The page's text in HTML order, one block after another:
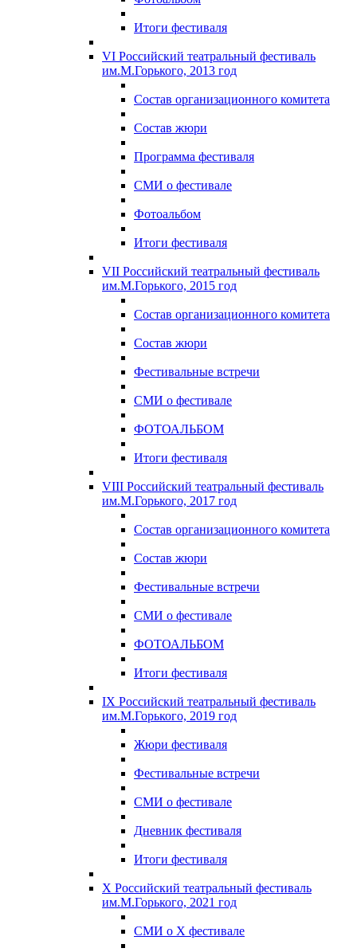
Итоги фестиваля
VI Российский театральный фестиваль
им.М.Горького, 2013 год
Состав организационного комитета
Состав жюри
Программа фестиваля
СМИ о фестивале
Фотоальбом
Итоги фестиваля
VII Российский театральный фестиваль
им.М.Горького, 2015 год
Состав организационного комитета
Состав жюри
Фестивальные встречи
СМИ о фестивале
ФОТОАЛЬБОМ
Итоги фестиваля
VIII Российский театральный фестиваль
им.М.Горького, 2017 год
Состав организационного комитета
Состав жюри
Фестивальные встречи
СМИ о фестивале
ФОТОАЛЬБОМ
Итоги фестиваля
IX Российский театральный фестиваль
им.М.Горького, 2019 год
Жюри фестиваля
Фестивальные встречи
СМИ о фестивале
Дневник фестиваля
Итоги фестиваля
X Российский театральный фестиваль
им.М.Горького, 2021 год
СМИ о X фестивале